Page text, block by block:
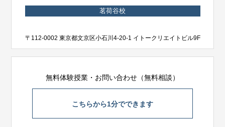
茗荷谷校
〒112-0002 東京都文京区小石川4-20-1 イトークリエイトビル9F
無料体験授業・お問い合わせ（無料相談）
こちらから1分でできます